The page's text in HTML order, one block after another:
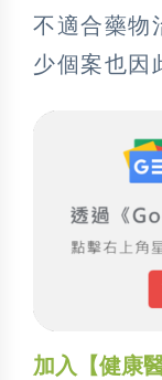
不適合藥物
少個案也因
加入【健康